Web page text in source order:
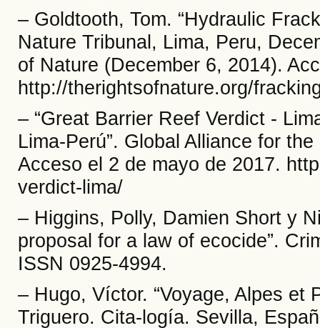
– Goldtooth, Tom. “Hydraulic
Nature Tribunal, Lima, Peru,
of Nature (December 6, 2014).
http://therightsofnature.org/
– “Great Barrier Reef Verdict -
Lima-Perú”. Global Alliance for
Acceso el 2 de mayo de 2017.
verdict-lima/
– Higgins, Polly, Damien Short y
proposal for a law of ecocide”.
ISSN 0925-4994.
– Hugo, Víctor. “Voyage, Alpes et
Triguero. Cita-logía. Sevilla,